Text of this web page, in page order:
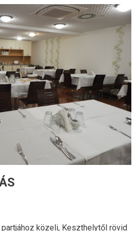
közeli, Keszthelytől rövid